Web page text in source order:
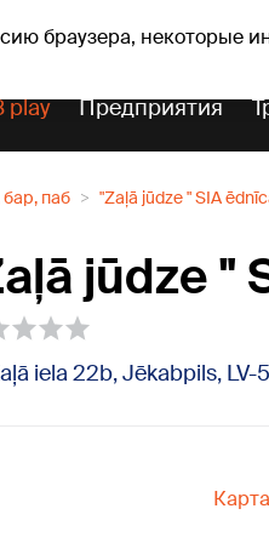
браузера, некоторые
Vladislava, Vladislavs Прогноз
play Предприятия
паб "Zaļā jūdze " SIA
jūdze "
iela 22b, Jēkabpils, LV-
Карта